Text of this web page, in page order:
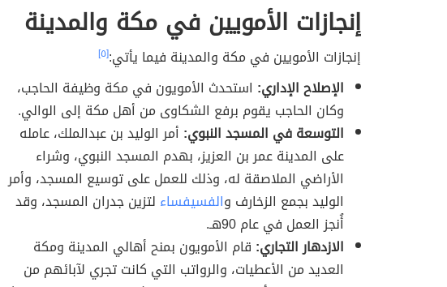
إنجازات الأمويين في مكة والمدينة
إنجازات الأمويين في مكة والمدينة فيما يأتي:[٥]
الإصلاح الإداري: استحدث الأمويون في مكة وظيفة الحاجب،
وكان الحاجب يقوم برفع الشكاوى من أهل مكة إلى الوالي.
التوسعة في المسجد النبوي: أمر الوليد بن عبدالملك، عامله
على المدينة عمر بن العزيز، بهدم المسجد النبوي، وشراء
الأراضي الملاصقة له، وذلك للعمل على توسيع المسجد، وأمر
الوليد بجمع الزخارف والفسيفساء لتزين جدران المسجد، وقد
أُنجز العمل في عام 90هـ.
الازدهار التجاري: قام الأمويون بمنح أهالي المدينة ومكة
العديد من الأعطيات، والرواتب التي كانت تجري لآبائهم من